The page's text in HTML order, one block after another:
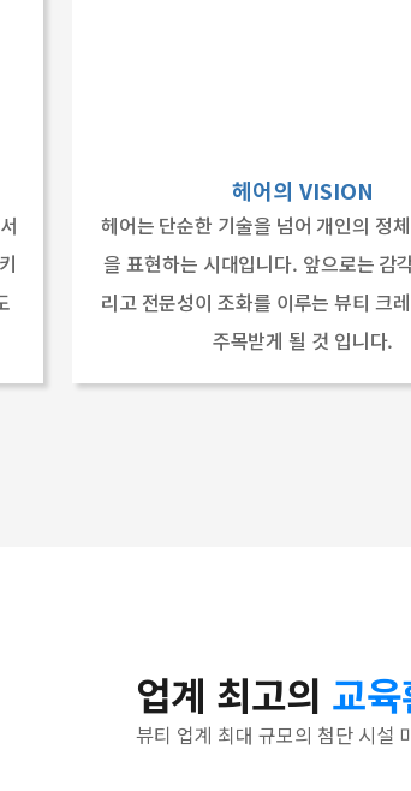
헤어의 VISION
헤어는 단순한 기술을 넘어 개인의 정
을 표현하는 시대입니다. 앞으로는 감
리고 전문성이 조화를 이루는 뷰티 크
주목받게 될 것 입니다.
업계 최고의 교
뷰티 업계 최대 규모의 첨단 시설